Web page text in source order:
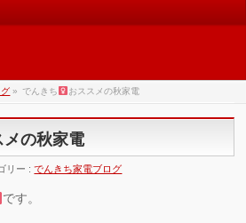
» でんきち おススメの秋家電
メの秋家電
リー :でんきち家電ブログ
です。